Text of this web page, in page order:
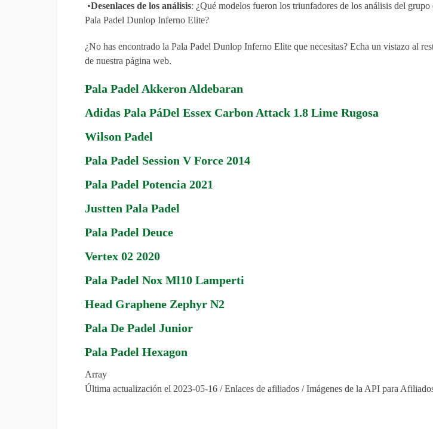
•Desenlaces de los análisis: ¿Qué modelos fueron los triunfadores de los análisis del grupo
Pala Padel Dunlop Inferno Elite?
¿No has encontrado la Pala Padel Dunlop Inferno Elite que necesitas? Echa un vistazo al
de nuestra página web.
Pala Padel Akkeron Aldebaran
Adidas Pala PáDel Essex Carbon Attack 1.8 Lime Rugosa
Wilson Padel
Pala Padel Session V Force 2014
Pala Padel Potencia 2021
Justten Pala Padel
Pala Padel Deuce
Vertex 02 2020
Pala Padel Nox Ml10 Lamperti
Head Graphene Zephyr N2
Pala De Padel Junior
Pala Padel Hexagon
Array
Última actualización el 2023-05-16 / Enlaces de afiliados / Imágenes de la API para